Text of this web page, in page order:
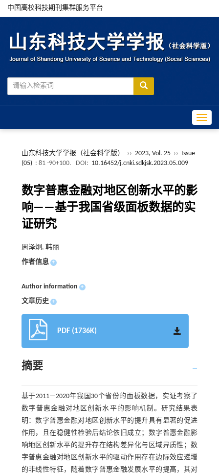
中国高校科技期刊集群服务平台
山东科技大学学报（社会科学版） ›› 2023, Vol. 25 ›› Issue
(05) : 81 -90+100. DOI: 10.16452/j.cnki.sdkjsk.2023.05.009
数字普惠金融对地区创新水平的影
响——基于我国省级面板数据的实
证研究
周泽炯, 韩丽
作者信息 +
Author information +
文章历史 +
PDF (1736K)
摘要
基于2011—2020年我国30个省份的面板数据，实证考察了
数字普惠金融对地区创新水平的影响机制。研究结果表
明：数字普惠金融对地区创新水平的提升具有显著的促进
作用，且在稳健性检验后结论依旧成立；数字普惠金融影
响地区创新水平的提升存在结构差异化与区域异质性；数
字普惠金融对地区创新水平的驱动作用存在边际效应递增
的非线性特征，随着数字普惠金融发展水平的提高，其对